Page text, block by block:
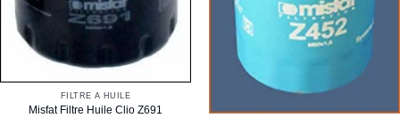
FILTRE À HUILE
Misfat Filtre Huile Clio Z691